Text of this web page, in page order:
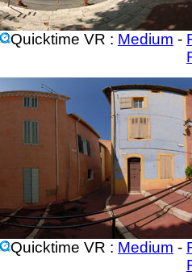
Quicktime VR : Medium -
Quicktime VR : Medium -